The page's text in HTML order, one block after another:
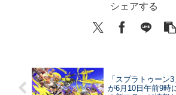
シェアする
「スプラトゥーン
が6月10日午前9時